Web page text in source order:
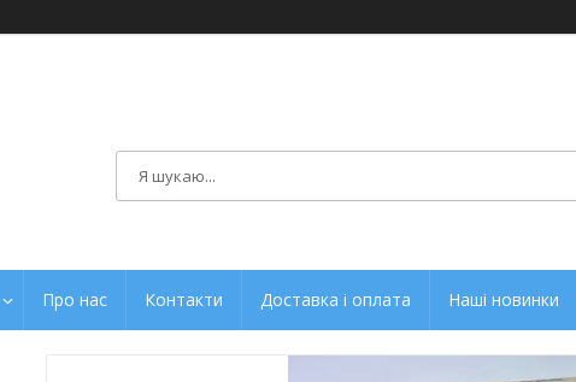
Про нас Контакти Доставка і оплата Наші новинки